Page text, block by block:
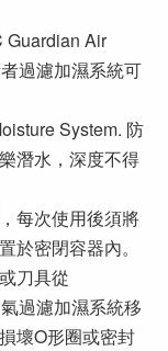
Guardian Air
過濾加濕系統可
System. 防
潛水，深度不得
每次使用後須將
於密閉容器內。
刀具從
過濾加濕系統移
壞O形圈或密封